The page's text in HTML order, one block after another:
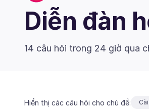
Diễn đàn
14 câu hỏi trong 24 giờ qua
Hiển thị các câu hỏi cho chủ đề: